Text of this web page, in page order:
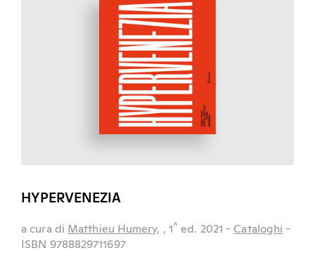
HYPERVENEZIA
a cura di Matthieu Humery, , 1^ ed. 2021 - Cataloghi -
ISBN 9788829711697